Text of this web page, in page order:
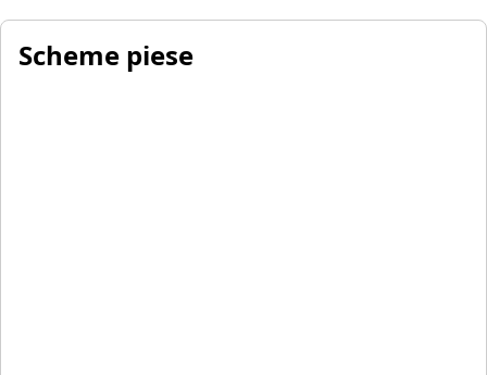
Scheme piese